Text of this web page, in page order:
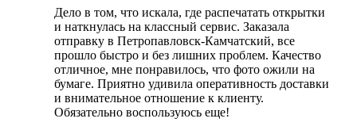
Дело в том, что искала, где распечатать открытки
и наткнулась на классный сервис. Заказала
отправку в Петропавловск-Камчатский, все
прошло быстро и без лишних проблем. Качество
отличное, мне понравилось, что фото ожили на
бумаге. Приятно удивила оперативность доставки
и внимательное отношение к клиенту.
Обязательно воспользуюсь еще!